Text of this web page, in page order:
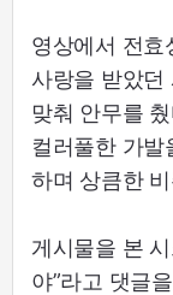
영상에서 전효
사랑을 받았던
맞춰 안무를
컬러풀한 가발
하며 상큼한
게시물을 본
야”라고 댓글